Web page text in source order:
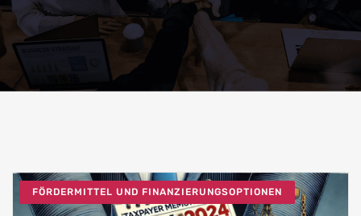
FÖRDERMITTEL UND FINANZIERUNGSOPTIONEN